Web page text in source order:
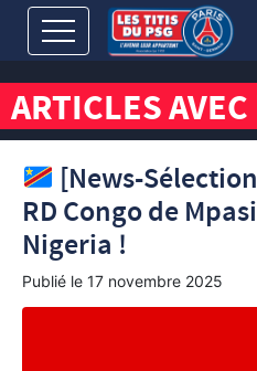
ARTICLES
[News-
RD Congo de
Nigeria !
Publié le 17 novembre 2025